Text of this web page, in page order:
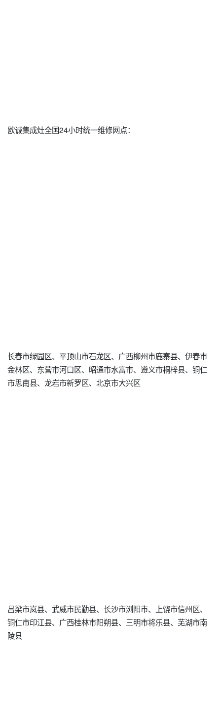
欧诚集成灶全国24小时统一维修网点：
长春市绿园区、平顶山市石龙区、广西柳州市鹿寨县、伊春市
金林区、东营市河口区、昭通市水富市、遵义市桐梓县、铜仁
市思南县、龙岩市新罗区、北京市大兴区
吕梁市岚县、武威市民勤县、长沙市浏阳市、上饶市信州区、
铜仁市印江县、广西桂林市阳朔县、三明市将乐县、芜湖市南
陵县